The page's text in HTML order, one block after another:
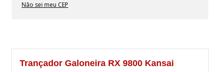
Não sei meu CEP
Trançador Galoneira RX 9800 Kansai